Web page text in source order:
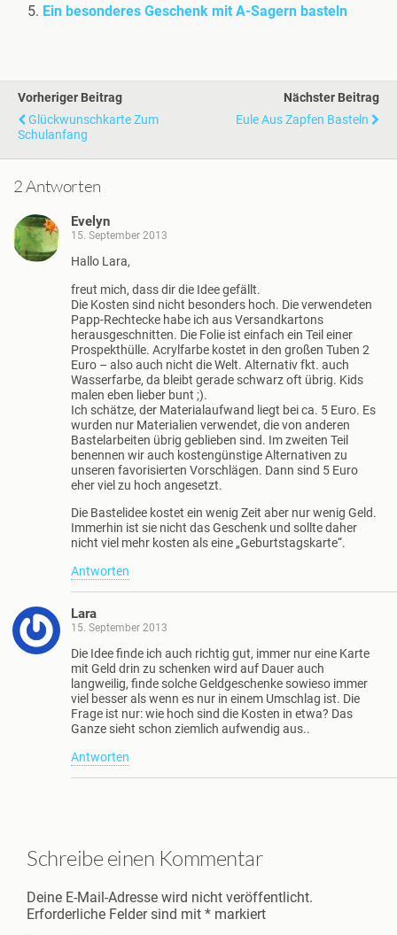
Ein besonderes Geschenk mit A-Sagern basteln
Vorheriger Beitrag
Glückwunschkarte Zum
Schulanfang
Nächster Beitrag
Eule Aus Zapfen Basteln
2 Antworten
Evelyn
15. September 2013
Hallo Lara,
freut mich, dass dir die Idee gefällt.
Die Kosten sind nicht besonders hoch. Die verwendeten
Papp-Rechtecke habe ich aus Versandkartons
herausgeschnitten. Die Folie ist einfach ein Teil einer
Prospekthülle. Acrylfarbe kostet in den großen Tuben 2
Euro – also auch nicht die Welt. Alternativ fkt. auch
Wasserfarbe, da bleibt gerade schwarz oft übrig. Kids
malen eben lieber bunt ;).
Ich schätze, der Materialaufwand liegt bei ca. 5 Euro. Es
wurden nur Materialien verwendet, die von anderen
Bastelarbeiten übrig geblieben sind. Im zweiten Teil
benennen wir auch kostengünstige Alternativen zu
unseren favorisierten Vorschlägen. Dann sind 5 Euro
eher viel zu hoch angesetzt.
Die Bastelidee kostet ein wenig Zeit aber nur wenig Geld.
Immerhin ist sie nicht das Geschenk und sollte daher
nicht viel mehr kosten als eine „Geburtstagskarte“.
Antworten
Lara
15. September 2013
Die Idee finde ich auch richtig gut, immer nur eine Karte
mit Geld drin zu schenken wird auf Dauer auch
langweilig, finde solche Geldgeschenke sowieso immer
viel besser als wenn es nur in einem Umschlag ist. Die
Frage ist nur: wie hoch sind die Kosten in etwa? Das
Ganze sieht schon ziemlich aufwendig aus..
Antworten
Schreibe einen Kommentar
Deine E-Mail-Adresse wird nicht veröffentlicht.
Erforderliche Felder sind mit * markiert